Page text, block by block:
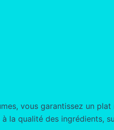
vous garantissez un
la qualité des ingrédients,